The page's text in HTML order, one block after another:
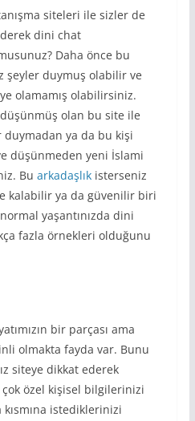
siteleri ile sizler de
dini chat
Daha önce bu
şeyler duymuş olabilir ve
olamamış olabilirsiniz.
olan bu site ile
duymadan ya da bu kişi
düşünmeden yeni İslami
Bu arkadaşlıkisterseniz
kalabilir ya da güvenilir biri
yaşantınızda dini
fazla örnekleri olduğunu
bir parçası ama
olmakta fayda var. Bunu
siteye dikkat ederek
özel kişisel bilgilerinizi
kısmına istediklerinizi